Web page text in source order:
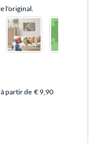
l'original.
partir de € 9,90